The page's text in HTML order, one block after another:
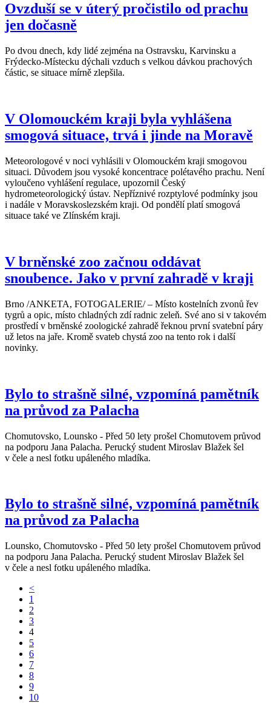
Ovzduší se v úterý pročistilo od prachu
jen dočasně
Po dvou dnech, kdy lidé zejména na Ostravsku, Karvinsku a
Frýdecko-Místecku dýchali vzduch s velkou dávkou prachových
částic, se situace mírně zlepšila.
V Olomouckém kraji byla vyhlášena
smogová situace, trvá i jinde na Moravě
Meteorologové v noci vyhlásili v Olomouckém kraji smogovou
situaci. Důvodem jsou vysoké koncentrace polétavého prachu. Není
vyloučeno vyhlášení regulace, upozornil Český
hydrometeorologický ústav. Nepříznivé rozptylové podmínky jsou
i nadále v Moravskoslezském kraji. Od pondělí platí smogová
situace také ve Zlínském kraji.
V brněnské zoo začnou oddávat
snoubence. Jako v první zahradě v kraji
Brno /ANKETA, FOTOGALERIE/ – Místo kostelních zvonů řev
tygrů a opic, místo chladných zdí radnic zeleň. Své ano si v takovém
prostředí v brněnské zoologické zahradě řeknou první svatební páry
už letos na jaře. Kromě svateb chystá zoo na tento rok i další
novinky.
Bylo to strašně silné, vzpomíná pamětník
na průvod za Palacha
Chomutovsko, Lounsko - Před 50 lety prošel Chomutovem průvod
na podporu Jana Palacha. Perucký student Miroslav Blažek šel
v čele a nesl fotku upáleného mladíka.
Bylo to strašně silné, vzpomíná pamětník
na průvod za Palacha
Lounsko, Chomutovsko - Před 50 lety prošel Chomutovem průvod
na podporu Jana Palacha. Perucký student Miroslav Blažek šel
v čele a nesl fotku upáleného mladíka.
<
1
2
3
4
5
6
7
8
9
10